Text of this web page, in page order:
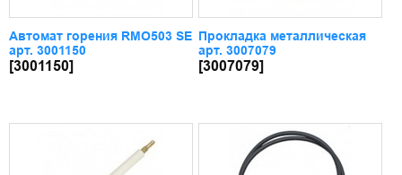
Автомат горения RMO503 SE
арт. 3001150
[3001150]
Прокладка металлическая
арт. 3007079
[3007079]